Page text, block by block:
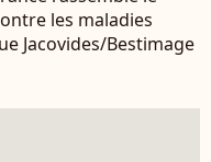
les maladies
Jacovides/Bestimage